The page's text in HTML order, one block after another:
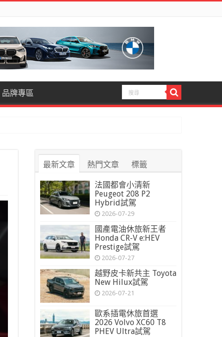
品牌專區
最新文章 熱門文章 標籤
法國都會小清新
Peugeot 208 P2
Hybrid試駕
2026-07-29
國產電油休旅新王者
Honda CR-V e:HEV
Prestige試駕
2026-07-27
越野皮卡新共主 Toyota
New Hilux試駕
2026-07-21
歐系插電休旅首選
2026 Volvo XC60 T8
PHEV Ultra試駕